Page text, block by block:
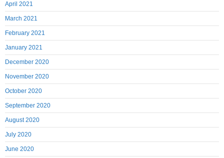
April 2021
March 2021
February 2021
January 2021
December 2020
November 2020
October 2020
September 2020
August 2020
July 2020
June 2020